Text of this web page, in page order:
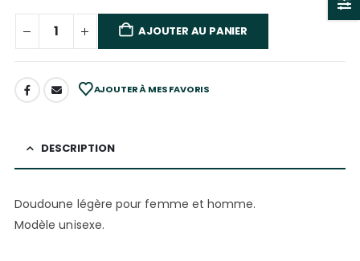
AJOUTER AU PANIER
AJOUTER À MES FAVORIS
DESCRIPTION
Doudoune légère pour femme et homme.
Modèle unisexe.